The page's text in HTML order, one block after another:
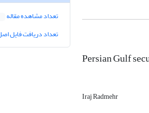
Persian Gulf
Iraj Radmehr
تعداد مشاهده مقاله
تعداد دریافت فایل